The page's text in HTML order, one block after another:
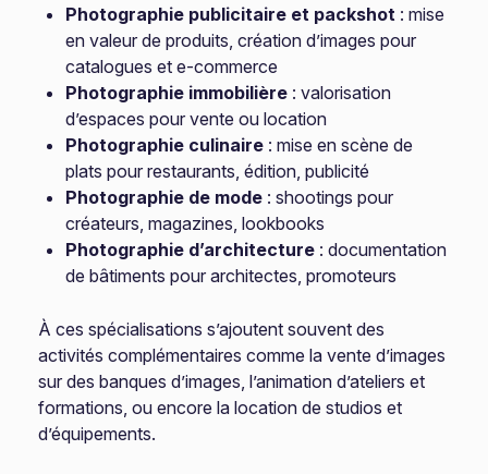
Photographie publicitaire et packshot : mise
en valeur de produits, création d’images pour
catalogues et e-commerce
Photographie immobilière : valorisation
d’espaces pour vente ou location
Photographie culinaire : mise en scène de
plats pour restaurants, édition, publicité
Photographie de mode : shootings pour
créateurs, magazines, lookbooks
Photographie d’architecture : documentation
de bâtiments pour architectes, promoteurs
À ces spécialisations s’ajoutent souvent des
activités complémentaires comme la vente d’images
sur des banques d’images, l’animation d’ateliers et
formations, ou encore la location de studios et
d’équipements.